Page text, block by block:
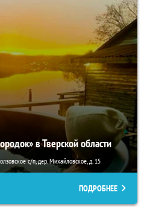
в Тверской области
с/п, дер. Михайловское, д. 15
ПОДРОБНЕЕ